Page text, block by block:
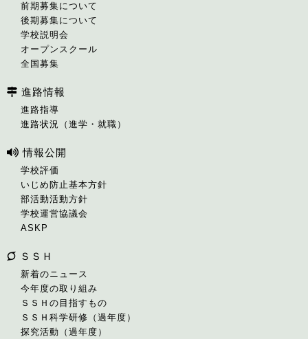
前期募集について
後期募集について
学校説明会
オープンスクール
全国募集
進路情報
進路指導
進路状況（進学・就職）
情報公開
学校評価
いじめ防止基本方針
部活動活動方針
学校運営協議会
ASKP
ＳＳＨ
新着のニュース
今年度の取り組み
ＳＳＨの目指すもの
ＳＳＨ科学研修（過年度）
探究活動（過年度）